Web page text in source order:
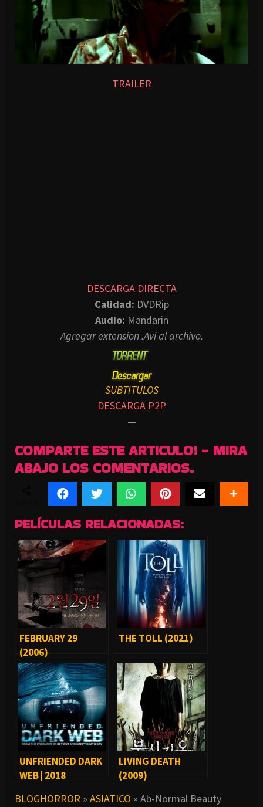
TRAILER
DESCARGA DIRECTA
Calidad: DVDRip
Audio: Mandarin
Agregar extension .Avi al archivo.
SUBTITULOS
DESCARGA P2P
—
COMPARTE ESTE ARTICULO! - MIRA
ABAJO LOS COMENTARIOS.
PELÍCULAS RELACIONADAS:
FEBRUARY 29
(2006)
THE TOLL (2021)
UNFRIENDED DARK
WEB | 2018
LIVING DEATH
(2009)
BLOGHORROR » ASIATICO » Ab-Normal Beauty